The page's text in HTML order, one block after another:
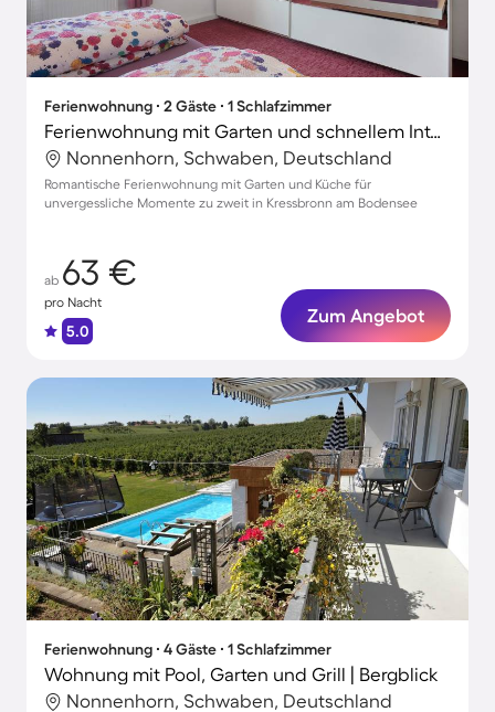
Ferienwohnung ∙ 2 Gäste ∙ 1 Schlafzimmer
Ferienwohnung mit Garten und schnellem Internet | Gartenblick
Nonnenhorn, Schwaben, Deutschland
Romantische Ferienwohnung mit Garten und Küche für
unvergessliche Momente zu zweit in Kressbronn am Bodensee
ab 63 €
pro Nacht
5.0
Zum Angebot
Ferienwohnung ∙ 4 Gäste ∙ 1 Schlafzimmer
Wohnung mit Pool, Garten und Grill | Bergblick
Nonnenhorn, Schwaben, Deutschland